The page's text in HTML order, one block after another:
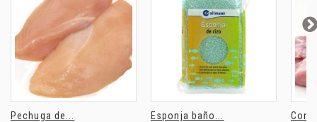
Pechuga de... Esponja baño...